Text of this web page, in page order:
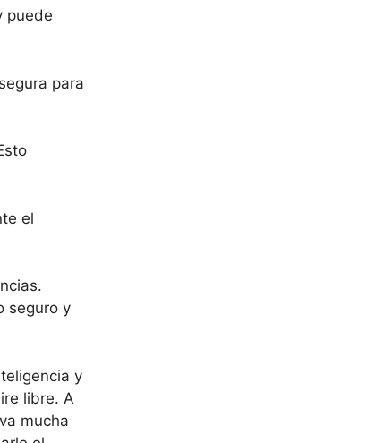
puede
para
el
seguro y
y
libre. A
mucha